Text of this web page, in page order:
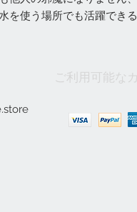
を使う場所でも活躍できる
ご利用可能な